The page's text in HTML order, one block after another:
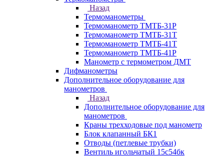
Назад
Термоманометры
Термоманометр ТМТБ-31Р
Термоманометр ТМТБ-31Т
Термоманометр ТМТБ-41Т
Термоманометр ТМТБ-41Р
Манометр с термометром ДМТ
Дифманометры
Дополнительное оборудование для
манометров
Назад
Дополнительное оборудование для
манометров
Краны трехходовые под манометр
Блок клапанный БК1
Отводы (петлевые трубки)
Вентиль игольчатый 15с54бк